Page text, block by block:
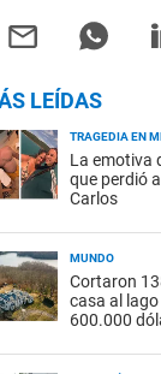
LEÍDAS
TRAGEDIA EN
La emotiva
que perdió
Carlos
MUNDO
Cortaron
casa al
600.000